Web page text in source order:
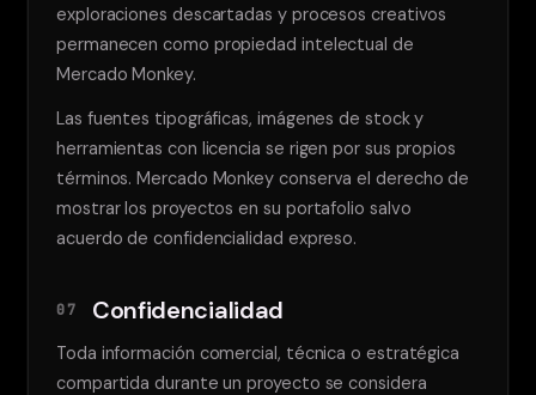
exploraciones descartadas y procesos creativos
permanecen como propiedad intelectual de
Mercado Monkey.
Las fuentes tipográficas, imágenes de stock y
herramientas con licencia se rigen por sus propios
términos. Mercado Monkey conserva el derecho de
mostrar los proyectos en su portafolio salvo
acuerdo de confidencialidad expreso.
07 Confidencialidad
Toda información comercial, técnica o estratégica
compartida durante un proyecto se considera